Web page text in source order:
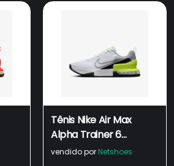
Tênis Nike Air Max
Alpha Trainer 6
Masculino
vendido por Netshoes